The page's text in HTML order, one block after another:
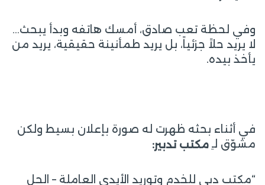
وفي لحظة تعب صادق، أمسك هاتفه وبدأ يبحث…
لا يريد حلاً جزئياً، بل يريد طمأنينة حقيقية، يريد من
يأخذ بيده.
في أثناء بحثه ظهرت له صورة بإعلان بسيط ولكن
مشوّق لـِ مكتب تدبير:
“مكتب دبي للخدم وتوريد الأيدي العاملة – الحل